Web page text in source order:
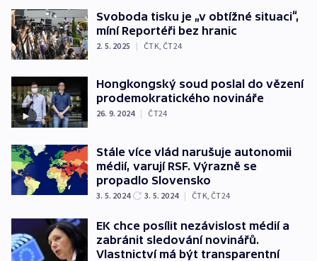
Svoboda tisku je „v obtížné situaci“,
míní Reportéři bez hranic
2. 5. 2025 | ČTK ČT24
Hongkongský soud poslal do vězení
prodemokratického novináře
26. 9. 2024 | ČT24
Stále více vlád narušuje autonomii
médií, varují RSF. Výrazně se
propadlo Slovensko
3. 5. 2024 3. 5. 2024 | ČTK ČT24
EK chce posílit nezávislost médií a
zabránit sledování novinářů.
Vlastnictví má být transparentní